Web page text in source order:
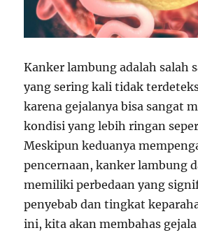
Kanker lambung adalah salah
yang sering kali tidak
karena gejalanya bisa sangat
kondisi yang lebih ringan
Meskipun keduanya
pencernaan, kanker lambung
memiliki perbedaan yang
penyebab dan tingkat
ini, kita akan membahas